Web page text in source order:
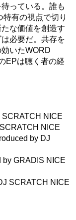
っている。誰も
有の視点で切り
な価値を創造す
必要だ。共存を
いたWORD
EPは聴く者の経
SCRATCH NICE
NICE
by DJ
GRADIS NICE
SCRATCH NICE